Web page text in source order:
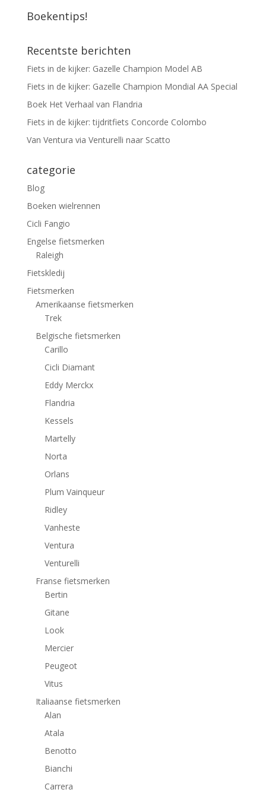
Boekentips!
Recentste berichten
Fiets in de kijker: Gazelle Champion Model AB
Fiets in de kijker: Gazelle Champion Mondial AA Special
Boek Het Verhaal van Flandria
Fiets in de kijker: tijdritfiets Concorde Colombo
Van Ventura via Venturelli naar Scatto
categorie
Blog
Boeken wielrennen
Cicli Fangio
Engelse fietsmerken
Raleigh
Fietskledij
Fietsmerken
Amerikaanse fietsmerken
Trek
Belgische fietsmerken
Carillo
Cicli Diamant
Eddy Merckx
Flandria
Kessels
Martelly
Norta
Orlans
Plum Vainqueur
Ridley
Vanheste
Ventura
Venturelli
Franse fietsmerken
Bertin
Gitane
Look
Mercier
Peugeot
Vitus
Italiaanse fietsmerken
Alan
Atala
Benotto
Bianchi
Carrera